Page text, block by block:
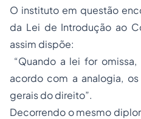
O instituto em questão
da Lei de Introdução ao
assim dispõe:
“Quando a lei for
acordo com a analogia,
gerais do direito”.
Decorrendo o mesmo